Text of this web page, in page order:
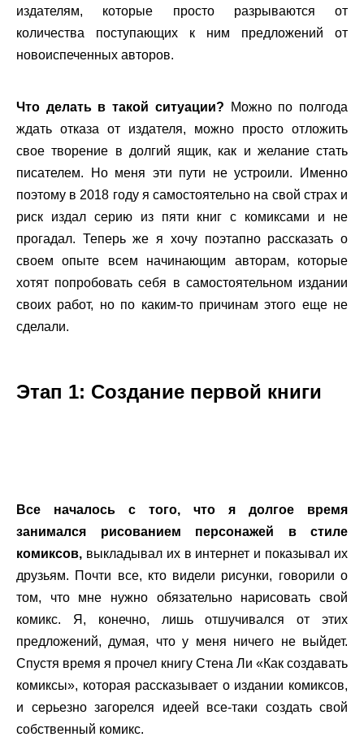
издателям, которые просто разрываются от
количества поступающих к ним предложений от
новоиспеченных авторов.
Что делать в такой ситуации? Можно по полгода
ждать отказа от издателя, можно просто отложить
свое творение в долгий ящик, как и желание стать
писателем. Но меня эти пути не устроили. Именно
поэтому в 2018 году я самостоятельно на свой страх и
риск издал серию из пяти книг с комиксами и не
прогадал. Теперь же я хочу поэтапно рассказать о
своем опыте всем начинающим авторам, которые
хотят попробовать себя в самостоятельном издании
своих работ, но по каким-то причинам этого еще не
сделали.
Этап 1: Создание первой книги
Все началось с того, что я долгое время
занимался рисованием персонажей в стиле
комиксов, выкладывал их в интернет и показывал их
друзьям. Почти все, кто видели рисунки, говорили о
том, что мне нужно обязательно нарисовать свой
комикс. Я, конечно, лишь отшучивался от этих
предложений, думая, что у меня ничего не выйдет.
Спустя время я прочел книгу Стена Ли «Как создавать
комиксы», которая рассказывает о издании комиксов,
и серьезно загорелся идеей все-таки создать свой
собственный комикс.